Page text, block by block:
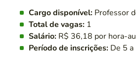
Cargo disponível: Professor
Total de vagas: 1
Salário: R$ 36,18 por hora-
Período de inscrições: De 5